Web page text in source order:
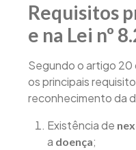
Requisitos
e na Lei nº
Segundo o artigo 20
os principais
reconhecimento da
Existência de
a doença;